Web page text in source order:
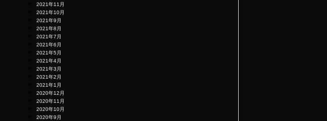
2021年11月
2021年10月
2021年9月
2021年8月
2021年7月
2021年6月
2021年5月
2021年4月
2021年3月
2021年2月
2021年1月
2020年12月
2020年11月
2020年10月
2020年9月